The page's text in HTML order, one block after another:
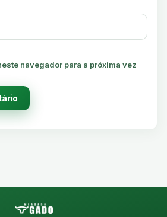
navegador para a próxima vez